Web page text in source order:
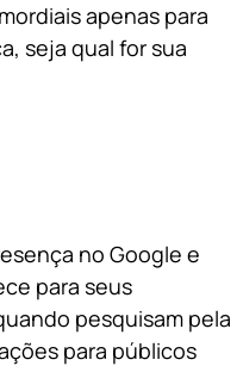
apenas para
seja qual for sua
no Google e
para seus
pesquisam pela
para públicos